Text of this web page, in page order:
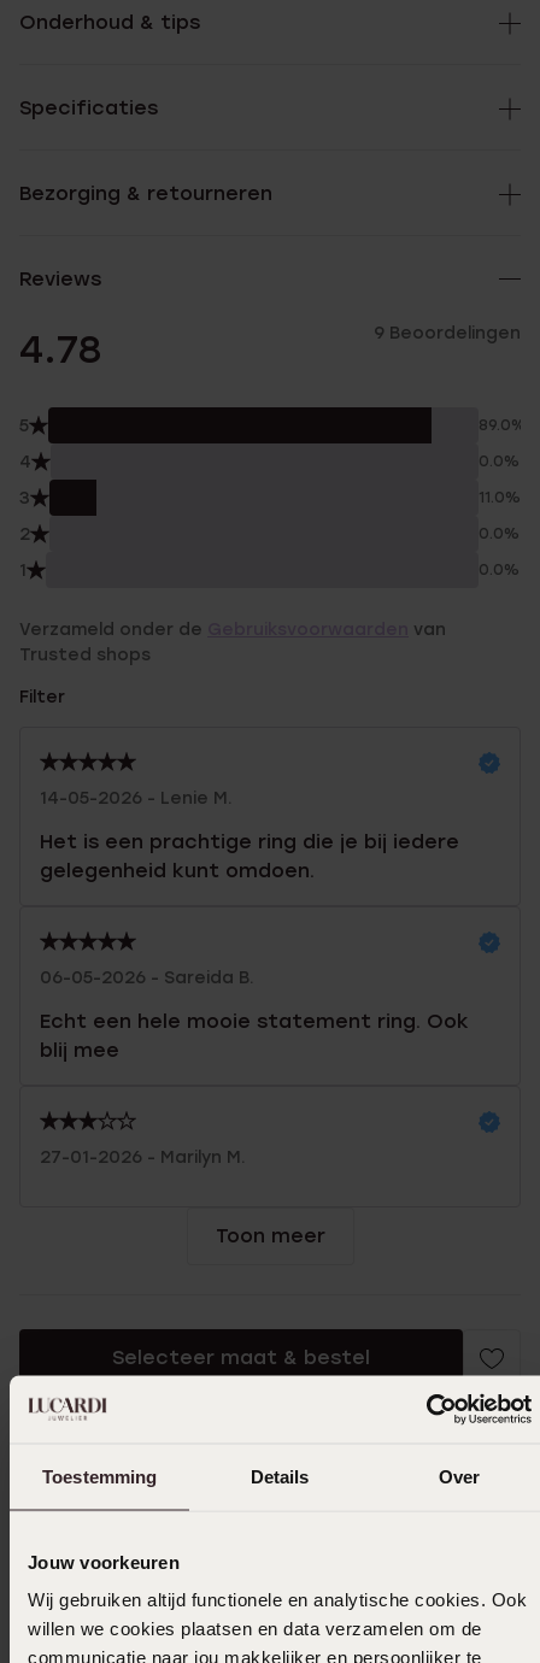
Toestemming Details Over
Jouw voorkeuren
Wij gebruiken altijd functionele en analytische cookies. Ook
willen we cookies plaatsen en data verzamelen om de
communicatie naar jou makkelijker en persoonlijker te
Onderhoud & tips
Specificaties
Bezorging & retourneren
Reviews
4.78 9 Beoordelingen
5 89.0%
4 0.0%
3 11.0%
2 0.0%
1 0.0%
Verzameld onder de
van
Trusted shops
Filter
14-05-2026 - Lenie M.
Het is een prachtige ring die je bij iedere
gelegenheid kunt omdoen.
06-05-2026 - Sareida B.
Echt een hele mooie statement ring. Ook
blij mee
27-01-2026 - Marilyn M.
Toon meer
Selecteer maat & bestel
Ook leuk voor jou